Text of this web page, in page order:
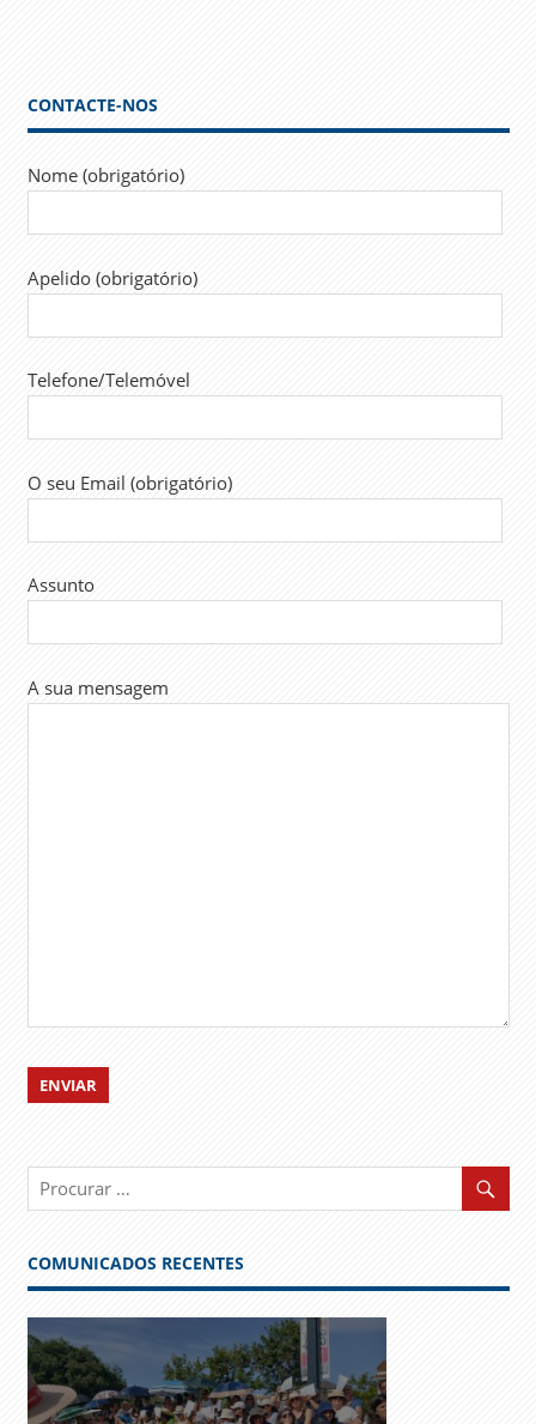
ALTERAÇÕES
LEI
TRABALHADORES
CONTACTE-NOS
Nome (obrigatório)
Apelido (obrigatório)
Telefone/Telemóvel
O seu Email (obrigatório)
Assunto
A sua mensagem
COMUNICADOS RECENTES